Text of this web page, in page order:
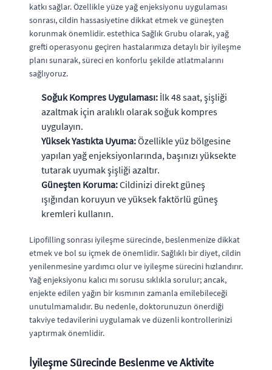
katkı sağlar. Özellikle yüze yağ enjeksiyonu uygulaması
sonrası, cildin hassasiyetine dikkat etmek ve güneşten
korunmak önemlidir. estethica Sağlık Grubu olarak, yağ
grefti operasyonu geçiren hastalarımıza detaylı bir iyileşme
planı sunarak, süreci en konforlu şekilde atlatmalarını
sağlıyoruz.
Soğuk Kompres Uygulaması: İlk 48 saat, şişliği
azaltmak için aralıklı olarak soğuk kompres
uygulayın.
Yüksek Yastıkta Uyuma:Özellikle yüz bölgesine
yapılan yağ enjeksiyonlarında, başınızı yüksekte
tutarak uyumak şişliği azaltır.
Güneşten Koruma:Cildinizi direkt güneş
ışığından koruyun ve yüksek faktörlü güneş
kremleri kullanın.
Lipofilling sonrası iyileşme sürecinde, beslenmenize dikkat
etmek ve bol su içmek de önemlidir. Sağlıklı bir diyet, cildin
yenilenmesine yardımcı olur ve iyileşme sürecini hızlandırır.
Yağ enjeksiyonu kalıcı mı sorusu sıklıkla sorulur; ancak,
enjekte edilen yağın bir kısmının zamanla emilebileceği
unutulmamalıdır. Bu nedenle, doktorunuzun önerdiği
takviye tedavilerini uygulamak ve düzenli kontrollerinizi
yaptırmak önemlidir.
İyileşme Sürecinde Beslenme ve Aktivite